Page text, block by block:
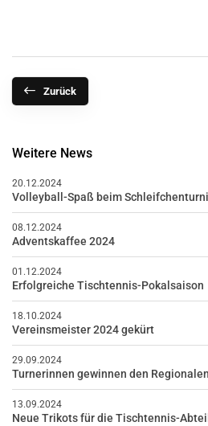
Zurück
Weitere News
20.12.2024
Volleyball-Spaß beim
08.12.2024
Adventskaffee 2024
01.12.2024
Erfolgreiche Tischtennis-Pokalsaison
18.10.2024
Vereinsmeister 2024 gekürt
29.09.2024
Turnerinnen gewinnen den
13.09.2024
Neue Trikots für die Tischtennis-